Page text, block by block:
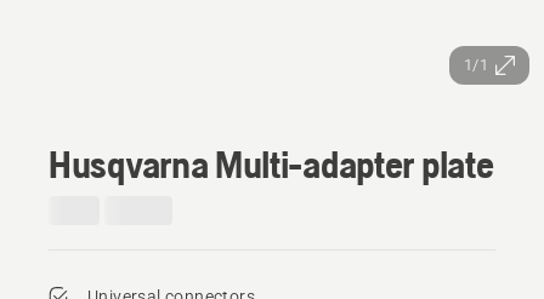
1/1
Husqvarna Multi-adapter plate